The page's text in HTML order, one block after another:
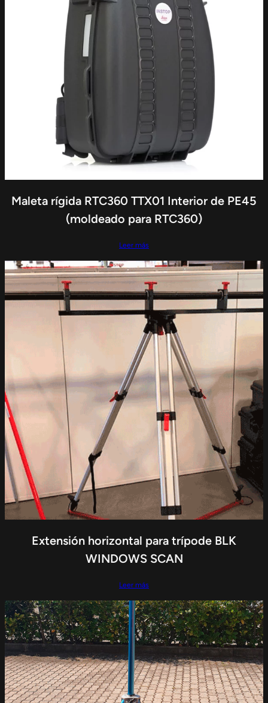
Maleta rígida RTC360 TTX01 Interior de PE45
(moldeado para RTC360)
Leer más
Extensión horizontal para trípode BLK
WINDOWS SCAN
Leer más